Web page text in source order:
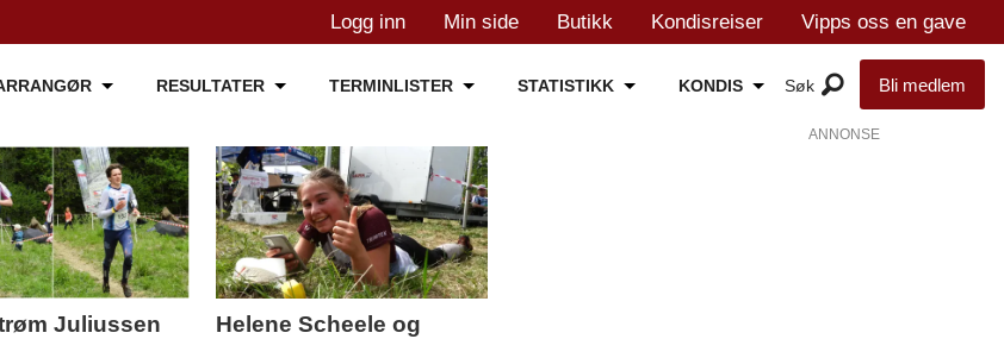
Logg inn Min side Butikk Kondisreiser Vipps oss en gave
RESULTATER TERMINLISTER STATISTIKK KONDIS Bli medlem
Juliussen
Helene Scheele og
ANNONSE